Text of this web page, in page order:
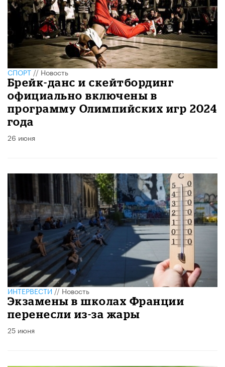
СПОРТ//Новость
Брейк-данс и скейтбординг
официально включены в
программу Олимпийских игр 2024
года
26 июня
ИНТЕРВЕСТИ//Новость
Экзамены в школах Франции
перенесли из-за жары
25 июня